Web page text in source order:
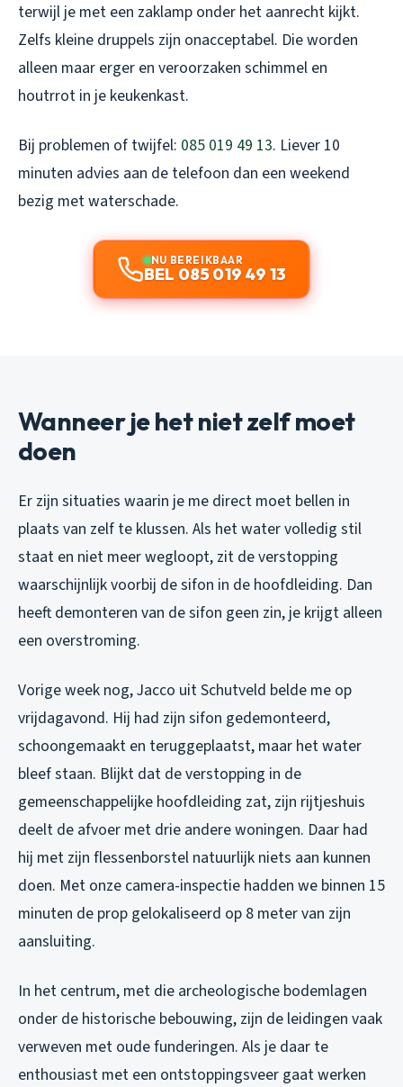
terwijl je met een zaklamp onder het aanrecht kijkt.
Zelfs kleine druppels zijn onacceptabel. Die worden
alleen maar erger en veroorzaken schimmel en
houtrrot in je keukenkast.
Bij problemen of twijfel: 085 019 49 13. Liever 10
minuten advies aan de telefoon dan een weekend
bezig met waterschade.
NU BEREIKBAAR
BEL 085 019 49 13
Wanneer je het niet zelf moet
doen
Er zijn situaties waarin je me direct moet bellen in
plaats van zelf te klussen. Als het water volledig stil
staat en niet meer wegloopt, zit de verstopping
waarschijnlijk voorbij de sifon in de hoofdleiding. Dan
heeft demonteren van de sifon geen zin, je krijgt alleen
een overstroming.
Vorige week nog, Jacco uit Schutveld belde me op
vrijdagavond. Hij had zijn sifon gedemonteerd,
schoongemaakt en teruggeplaatst, maar het water
bleef staan. Blijkt dat de verstopping in de
gemeenschappelijke hoofdleiding zat, zijn rijtjeshuis
deelt de afvoer met drie andere woningen. Daar had
hij met zijn flessenborstel natuurlijk niets aan kunnen
doen. Met onze camera-inspectie hadden we binnen 15
minuten de prop gelokaliseerd op 8 meter van zijn
aansluiting.
In het centrum, met die archeologische bodemlagen
onder de historische bebouwing, zijn de leidingen vaak
verweven met oude funderingen. Als je daar te
enthousiast met een ontstoppingsveer gaat werken